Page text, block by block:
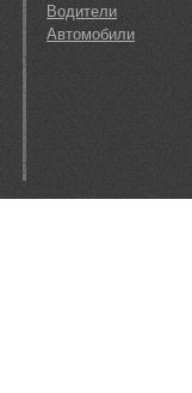
Водители
Автомобили